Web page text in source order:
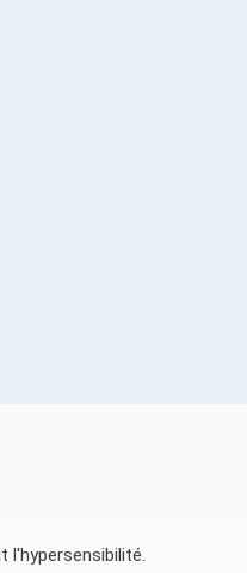
l'hypersensibilité.